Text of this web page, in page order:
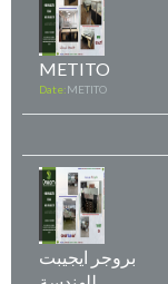
METITO
Date:METITO
بروجر ايجيبت